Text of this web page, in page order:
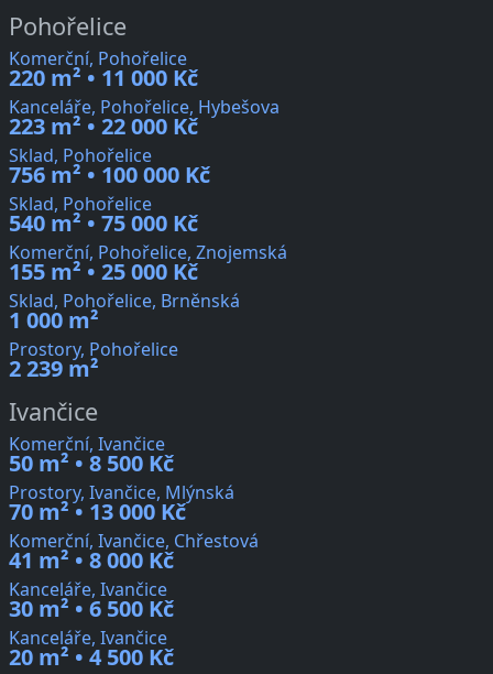
Pohořelice
Komerční, Pohořelice
220 m² • 11 000 Kč
Kanceláře, Pohořelice, Hybešova
223 m² • 22 000 Kč
Sklad, Pohořelice
756 m² • 100 000 Kč
Sklad, Pohořelice
540 m² • 75 000 Kč
Komerční, Pohořelice, Znojemská
155 m² • 25 000 Kč
Sklad, Pohořelice, Brněnská
1 000 m²
Prostory, Pohořelice
2 239 m²
Ivančice
Komerční, Ivančice
50 m² • 8 500 Kč
Prostory, Ivančice, Mlýnská
70 m² • 13 000 Kč
Komerční, Ivančice, Chřestová
41 m² • 8 000 Kč
Kanceláře, Ivančice
30 m² • 6 500 Kč
Kanceláře, Ivančice
20 m² • 4 500 Kč